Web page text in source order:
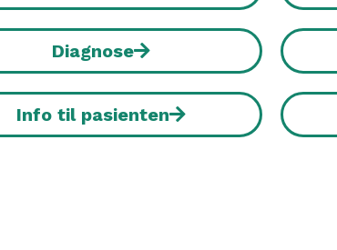
Diagnose
Info til pasienten